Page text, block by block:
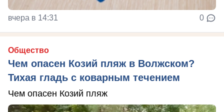
вчера в 14:31 0
Общество
Чем опасен Козий пляж в Волжском?
Тихая гладь с коварным течением
Чем опасен Козий пляж